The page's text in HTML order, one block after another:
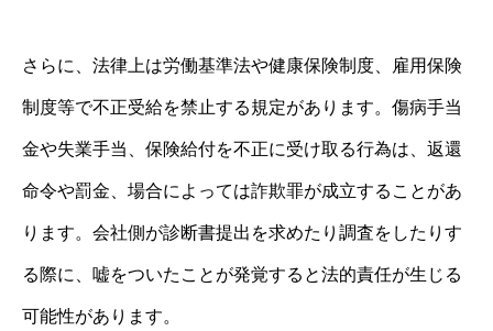
さらに、法律上は労働基準法や健康保険制度、雇用保険
制度等で不正受給を禁止する規定があります。傷病手当
金や失業手当、保険給付を不正に受け取る行為は、返還
命令や罰金、場合によっては詐欺罪が成立することがあ
ります。会社側が診断書提出を求めたり調査をしたりす
る際に、嘘をついたことが発覚すると法的責任が生じる
可能性があります。